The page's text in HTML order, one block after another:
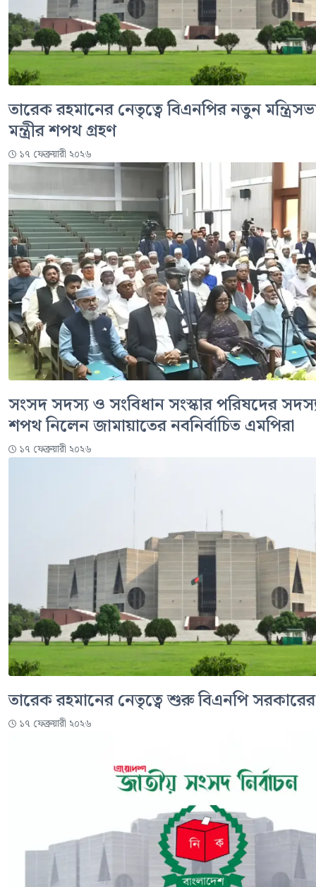
তারেক রহমানের নেতৃত্বে বিএনপির নতুন
মন্ত্রীর শপথ গ্রহণ
১৭ ফেব্রুয়ারী ২০২৬
সংসদ সদস্য ও সংবিধান সংস্কার পরিষদের
শপথ নিলেন জামায়াতের নবনির্বাচিত এমপিরা
১৭ ফেব্রুয়ারী ২০২৬
তারেক রহমানের নেতৃত্বে শুরু বিএনপি
১৭ ফেব্রুয়ারী ২০২৬